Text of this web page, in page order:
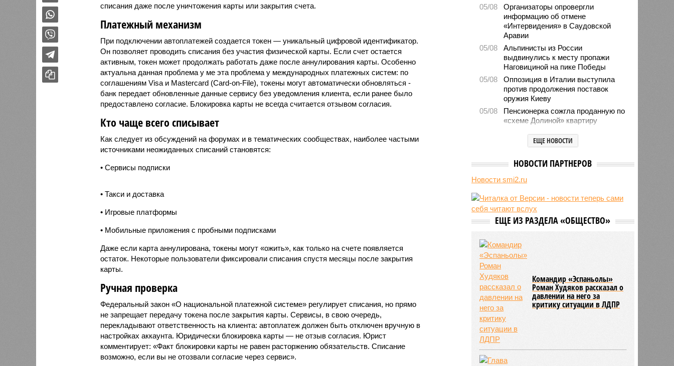
списания даже после уничтожения карты или закрытия счета.
Платежный механизм
При подключении автоплатежей создается токен — уникальный цифровой идентификатор.
Он позволяет проводить списания без участия физической карты. Если счет остается
активным, токен может продолжать работать даже после аннулирования карты. Особенно
актуальна данная проблема у ме эта проблема у международных платежных систем: по
соглашениям Visa и Mastercard (Card-on-File), токены могут автоматически обновляться -
банк передает обновленные данные сервису без уведомления клиента, если ранее было
предоставлено согласие. Блокировка карты не всегда считается отзывом согласия.
Кто чаще всего списывает
Как следует из обсуждений на форумах и в тематических сообществах, наиболее частыми
источниками неожиданных списаний становятся:
• Сервисы подписки
• Такси и доставка
• Игровые платформы
• Мобильные приложения с пробными подписками
Даже если карта аннулирована, токены могут «ожить», как только на счете появляется
остаток. Некоторые пользователи фиксировали списания спустя месяцы после закрытия
карты.
Ручная проверка
Федеральный закон «О национальной платежной системе» регулирует списания, но прямо
не запрещает передачу токена после закрытия карты. Сервисы, в свою очередь,
перекладывают ответственность на клиента: автоплатеж должен быть отключен вручную в
настройках аккаунта. Юридически блокировка карты — не отзыв согласия. Юрист
комментирует: «Факт блокировки карты не равен расторжению обязательств. Списание
возможно, если вы не отозвали согласие через сервис».
05/08
Организаторы опровергли
информацию об отмене
«Интервидения» в Саудовской
Аравии
05/08
Альпинисты из России
выдвинулись к месту пропажи
Наговициной на пике Победы
05/08
Оппозиция в Италии выступила
против продолжения поставок
оружия Киеву
05/08
Пенсионерка сожгла проданную по
«схеме Долиной» квартиру
Microsoft обвинила российских
хакеров в глобальной охоте за
отелях
Тюмени обнаружено превышение
05/08
ТЦК заработали 3 миллиарда
долларов на «мёртвых душах»
В Испании потребовали исключить
чемпионата мира 2030 года из-за
миграционного кризиса
05/08
сыну обстрелять конкурирующую
банду
ЕЩЕ НОВОСТИ
НОВОСТИ ПАРТНЕРОВ
Новости smi2.ru
ЕЩЕ ИЗ РАЗДЕЛА «ОБЩЕСТВО»
Командир «Эспаньолы»
Роман Худяков рассказал о
давлении на него за
критику ситуации в ЛДПР